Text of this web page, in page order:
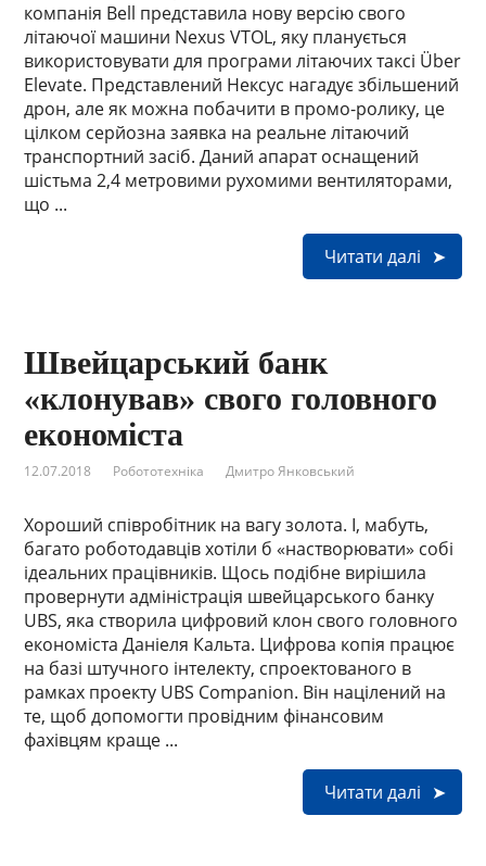
компанія Bell представила нову версію свого
літаючої машини Nexus VTOL, яку планується
використовувати для програми літаючих таксі Über
Elevate. Представлений Нексус нагадує збільшений
дрон, але як можна побачити в промо-ролику, це
цілком серйозна заявка на реальне літаючий
транспортний засіб. Даний апарат оснащений
шістьма 2,4 метровими рухомими вентиляторами,
що ...
Читати далі
Швейцарський банк
«клонував» свого головного
економіста
12.07.2018 Робототехніка Дмитро Янковський
Хороший співробітник на вагу золота. І, мабуть,
багато роботодавців хотіли б «настворювати» собі
ідеальних працівників. Щось подібне вирішила
провернути адміністрація швейцарського банку
UBS, яка створила цифровий клон свого головного
економіста Даніеля Кальта. Цифрова копія працює
на базі штучного інтелекту, спроектованого в
рамках проекту UBS Companion. Він націлений на
те, щоб допомогти провідним фінансовим
фахівцям краще ...
Читати далі